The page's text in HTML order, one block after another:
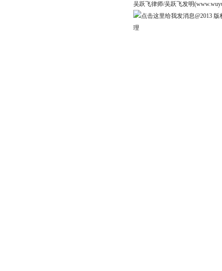
吴跃飞律师/吴跃飞发明
@2013
理